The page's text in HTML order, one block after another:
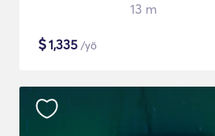
13 m
$1,335 /yö